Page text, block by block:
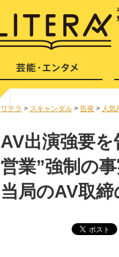
リテラ > スキャンダル > 告発 > 人気
AV出演強要
営業”強制の
当局のAV取締